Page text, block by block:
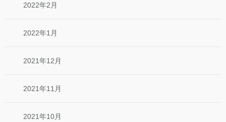
2022年2月
2022年1月
2021年12月
2021年11月
2021年10月